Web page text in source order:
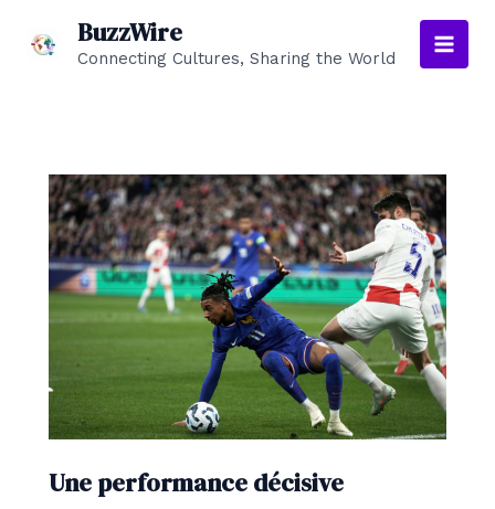
BuzzWire
Connecting Cultures, Sharing the World
Main
Une performance décisive